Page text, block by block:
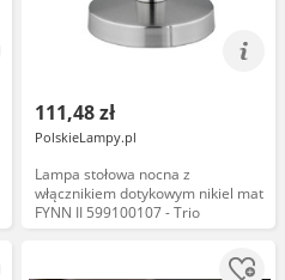
111,48 zł
PolskieLampy.pl
Lampa stołowa nocna z
włącznikiem dotykowym nikiel mat
FYNN II 599100107 - Trio